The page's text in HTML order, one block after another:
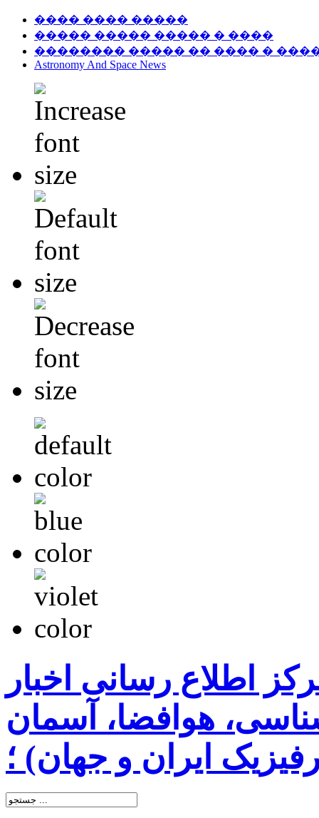
���� ���� �����
����� ����� ����� � ����
�������� ����� �� ���� �
Astronomy And Space News
اطلاع رسانی اخبار
هوافضا، آسمان
ایران و جهان) ؛